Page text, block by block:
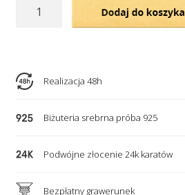
serce
celebrytki
dowolnym
Dodaj do koszyka
Realizacja 48h
Biżuteria srebrna próba 925
Podwójne złocenie 24k karatów
Bezpłatny grawerunek